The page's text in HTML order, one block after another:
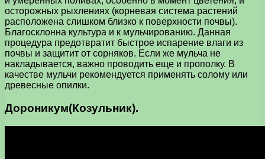
осторожных рыхлениях (корневая система растений
расположена слишком близко к поверхности почвы).
Благосклонна культура и к мульчированию. Данная
процедура предотвратит быстрое испарение влаги из
почвы и защитит от сорняков. Если же мульча не
накладывается, важно проводить еще и прополку. В
качестве мульчи рекомендуется применять солому или
древесные опилки.
Дороникум(Козульник).